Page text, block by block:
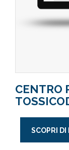
CENTRO
SCOPRI DI